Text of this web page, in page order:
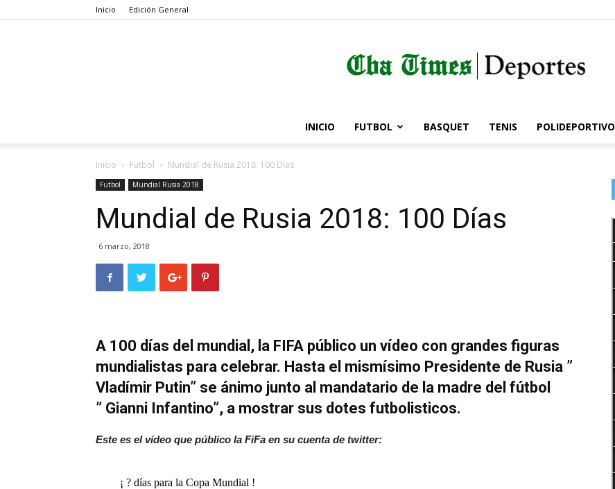
Inicio Edición General
Córdoba
Times
INICIO FUTBOL BASQUET TENIS POLIDEPORTIVO
Inicio Futbol Mundial de Rusia 2018: 100 Días
Futbol Mundial Rusia 2018
Mundial de Rusia 2018: 100 Días
6 marzo, 2018
A 100 días del mundial, la FIFA público un vídeo con grandes figuras
mundialistas para celebrar. Hasta el mismísimo Presidente de Rusia ”
Vladímir Putin” se ánimo junto al mandatario de la madre del fútbol
” Gianni Infantino”, a mostrar sus dotes futbolisticos.
Este es el vídeo que público la FiFa en su cuenta de twitter:
¡ ? días para la Copa Mundial !